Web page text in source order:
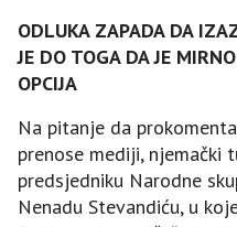
ODLUKA ZAPADA DA
ЈE DO TOGA DA ЈE
OPCIЈA
Na pitanje da
prenose mediji, njemački
predsjedniku Narodne
Nenadu Stevandiću, u